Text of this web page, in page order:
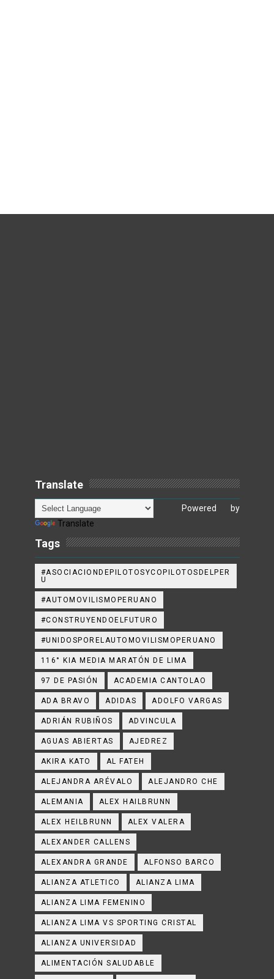
Translate
Powered by
Translate
Tags
#ASOCIACIONDEPILOTOSYCOPILOTOSDELPER
U
#AUTOMOVILISMOPERUANO
#CONSTRUYENDOELFUTURO
#UNIDOSPORELAUTOMOVILISMOPERUANO
116° KIA MEDIA MARATÓN DE LIMA
97 DE PASIÓN ACADEMIA CANTOLAO
ADA BRAVO ADIDAS ADOLFO VARGAS
ADRIÁN RUBIÑOS ADVINCULA
AGUAS ABIERTAS AJEDREZ
AKIRA KATO AL FATEH
ALEJANDRA ARÉVALO ALEJANDRO CHE
ALEMANIA ALEX HAILBRUNN
ALEX HEILBRUNN ALEX VALERA
ALEXANDER CALLENS
ALEXANDRA GRANDE ALFONSO BARCO
ALIANZA ATLETICO ALIANZA LIMA
ALIANZA LIMA FEMENINO
ALIANZA LIMA VS SPORTING CRISTAL
ALIANZA UNIVERSIDAD
ALIMENTACIÓN SALUDABLE